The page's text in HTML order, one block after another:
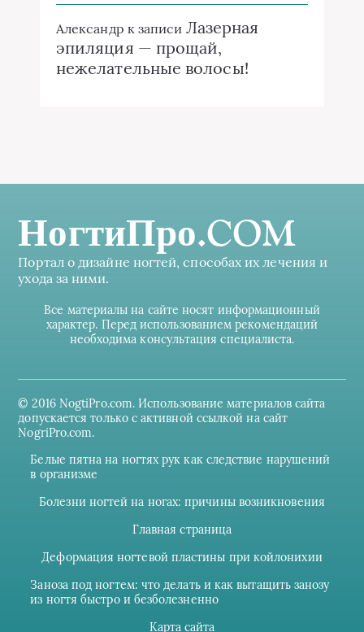
Александр к записи Лазерная
эпиляция — прощай,
нежелательные волосы!
НогтиПро.COM
Портал о дизайне ногтей, способах их лечения и
ухода за ними.
Все материалы на сайте носят информационный
характер. Перед использованием рекомендаций
необходима консультация специалиста.
© 2016 NogtiPro.com. Использование материалов сайта
допускается только с активной ссылкой на сайт
NogriPro.com.
Белые пятна на ногтях рук как следствие нарушений
в организме
Болезни ногтей на ногах: причины возникновения
Главная страница
Деформация ногтевой пластины при койлонихии
Заноза под ногтем: что делать и как вытащить занозу
из ногтя быстро и безболезненно
Карта сайта